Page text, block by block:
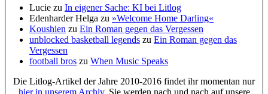
Lucie zu In eigener Sache: KI bei Litlog
Edenharder Helga zu »Welcome Home Darling«
Koushien zu Ein Roman gegen das Vergessen
unblocked basketball legends zu Ein Roman gegen das
Vergessen
football bros zu When Music Speaks
Die Litlog-Artikel der Jahre 2010-2016 findet ihr momentan nur
hier in unserem Archiv. Sie werden nach und nach auf unsere